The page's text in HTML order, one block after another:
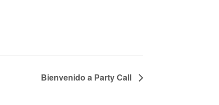
Bienvenido a Party Call